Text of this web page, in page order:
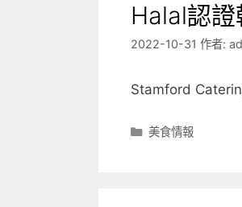
Halal認
2022-10-31 作者:
Stamford
分
美食情報